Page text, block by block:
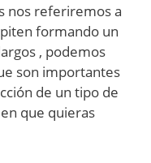
nos referiremos a
formando un
, podemos
son importantes
de un tipo de
que quieras